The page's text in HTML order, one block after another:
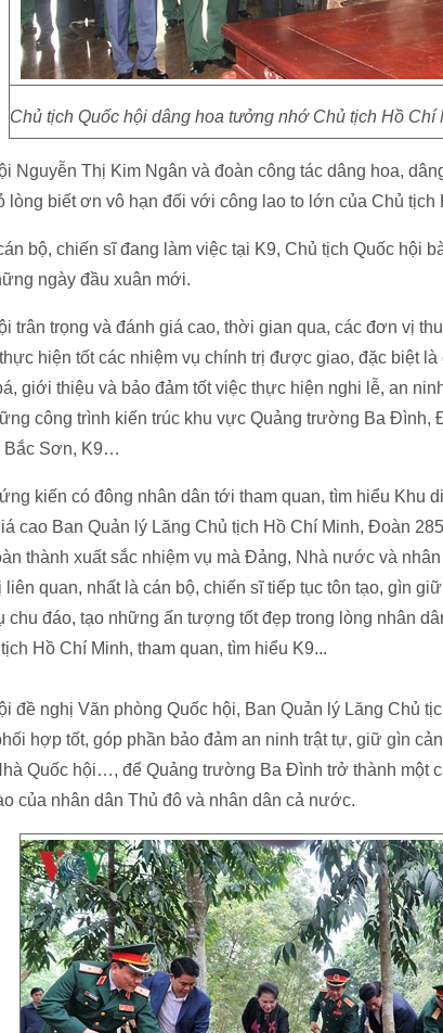
Chủ tịch Quốc hội dâng hoa tưởng nhớ Chủ tịch Hồ Chí
Nguyễn Thị Kim Ngân và đoàn công tác dâng hoa,
lòng biết ơn vô hạn đối với công lao to lớn của Chủ tịch
bộ, chiến sĩ đang làm việc tại K9, Chủ tịch Quốc hội
ngày đầu xuân mới.
trân trọng và đánh giá cao, thời gian qua, các đơn vị
hiện tốt các nhiệm vụ chính trị được giao, đặc biệt
giới thiệu và bảo đảm tốt việc thực hiện nghi lễ, an
công trình kiến trúc khu vực Quảng trường Ba Đình,
Bắc Sơn, K9…
kiến có đông nhân dân tới tham quan, tìm hiểu Khu
cao Ban Quản lý Lăng Chủ tịch Hồ Chí Minh, Đoàn
thành xuất sắc nhiệm vụ mà Đảng, Nhà nước và
liên quan, nhất là cán bộ, chiến sĩ tiếp tục tôn tạo, gìn
chu đáo, tạo những ấn tượng tốt đẹp trong lòng nhân
Hồ Chí Minh, tham quan, tìm hiểu K9...
đề nghị Văn phòng Quốc hội, Ban Quản lý Lăng Chủ
hợp tốt, góp phần bảo đảm an ninh trật tự, giữ gìn
Quốc hội…, để Quảng trường Ba Đình trở thành một
của nhân dân Thủ đô và nhân dân cả nước.